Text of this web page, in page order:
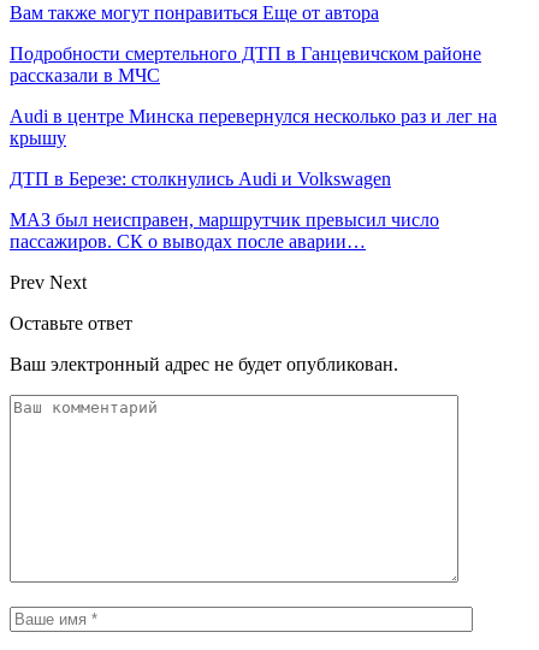
Вам также могут понравиться Еще от автора
Подробности смертельного ДТП в Ганцевичском районе
рассказали в МЧС
Audi в центре Минска перевернулся несколько раз и лег на
крышу
ДТП в Березе: столкнулись Audi и Volkswagen
МАЗ был неисправен, маршрутчик превысил число
пассажиров. СК о выводах после аварии…
Prev Next
Оставьте ответ
Ваш электронный адрес не будет опубликован.